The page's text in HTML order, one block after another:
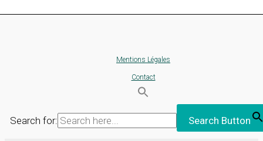
Mentions Légales
Contact
Search for: Search Button